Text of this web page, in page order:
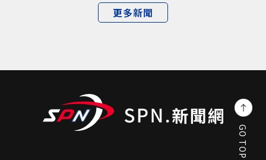
更多新聞
GO TOP